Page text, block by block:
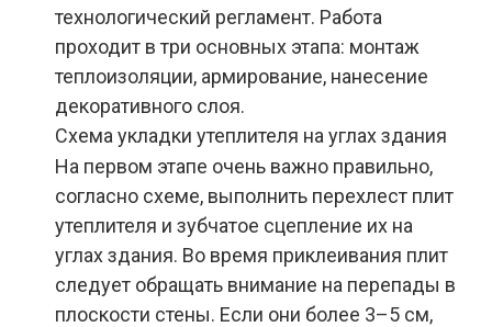
технологический регламент. Работа
проходит в три основных этапа: монтаж
теплоизоляции, армирование, нанесение
декоративного слоя.
Схема укладки утеплителя на углах здания
На первом этапе очень важно правильно,
согласно схеме, выполнить перехлест плит
утеплителя и зубчатое сцепление их на
углах здания. Во время приклеивания плит
следует обращать внимание на перепады в
плоскости стены. Если они более 3–5 см,